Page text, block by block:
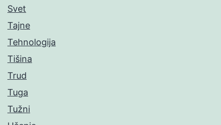
Svet
Tajne
Tehnologija
Tišina
Trud
Tuga
Tužni